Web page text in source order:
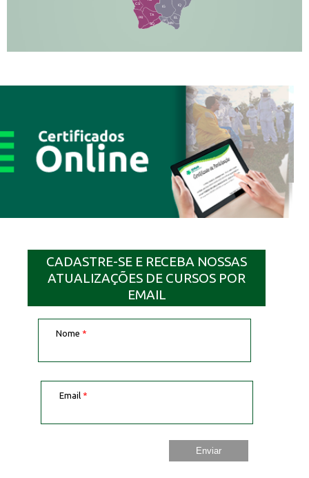
IQ
EL
JP
CS
PR
TA
SQ
IG
MN
CADASTRE-SE E RECEBA NOSSAS
ATUALIZAÇÕES DE CURSOS POR
EMAIL
Nome *
Email *